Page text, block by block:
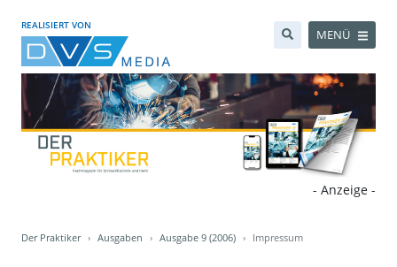
REALISIERT VON
MENÜ
- Anzeige -
Der Praktiker Ausgaben Ausgabe 9 (2006) Impressum